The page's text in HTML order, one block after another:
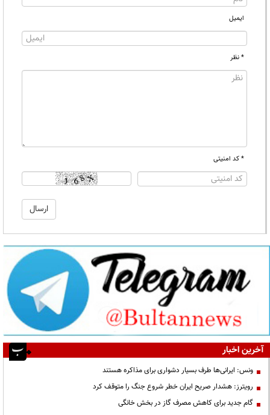
ایمیل
* نظر
* کد امنیتی
آخرین اخبار
ونس: ایرانی‌ها طرف بسیار دشواری برای مذاکره هستند
رویترز: هشدار صریح ایران خطر شروع جنگ را متوقف کرد
گام جدید برای کاهش مصرف گاز در بخش خانگی